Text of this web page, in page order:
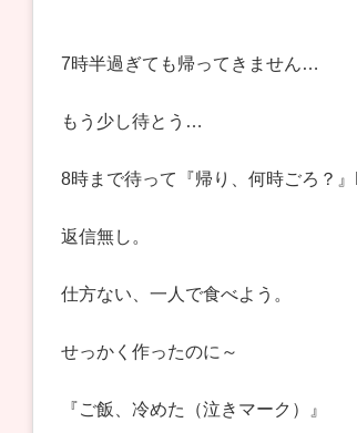
7時半過ぎても帰ってきません…
もう少し待とう…
8時まで待って『帰り、何時ごろ？』
返信無し。
仕方ない、一人で食べよう。
せっかく作ったのに～
『ご飯、冷めた（泣きマーク）』